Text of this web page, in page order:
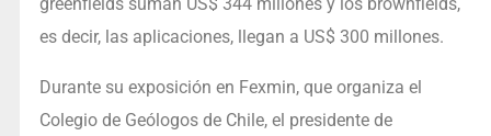
greenfields suman US$ 344 millones y los brownfields,
es decir, las aplicaciones, llegan a US$ 300 millones.
Durante su exposición en Fexmin, que organiza el
Colegio de Geólogos de Chile, el presidente de